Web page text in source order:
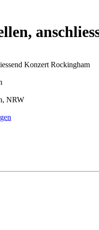
Konzert Rockingham
NRW